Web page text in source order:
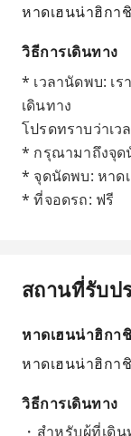
หาดเฮนน่าฮิกาชิ
วิธีการเดินทาง
* เวลานัดพบ: เ
เดินทาง
โปรดทราบว่าเว
* กรุณามาถึงจุด
* จุดนัดพบ: หาด
* ที่จอดรถ: ฟรี
สถานที่รับป
หาดเฮนน่าฮิกาชิ
หาดเฮนน่าฮิกาชิ
วิธีการเดินทาง
・สำหรับผู้ที่เดิ